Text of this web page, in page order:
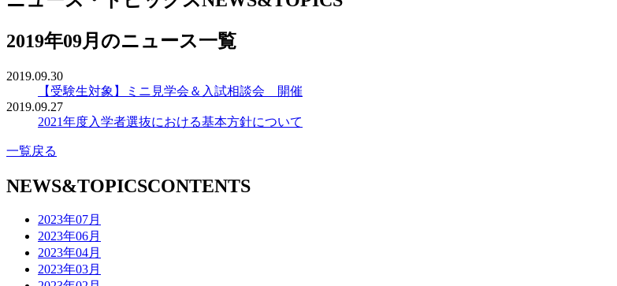
2019年09月のニュース一覧
2019.09.30
【受験生対象】ミニ見学会＆入試相談会 開催
2019.09.27
2021年度入学者選抜における基本方針について
一覧戻る
NEWS&TOPICSCONTENTS
2023年07月
2023年06月
2023年04月
2023年03月